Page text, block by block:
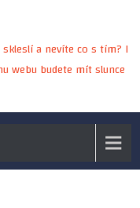
skleslí a nevíte co s tím? I
webu budete mít slunce